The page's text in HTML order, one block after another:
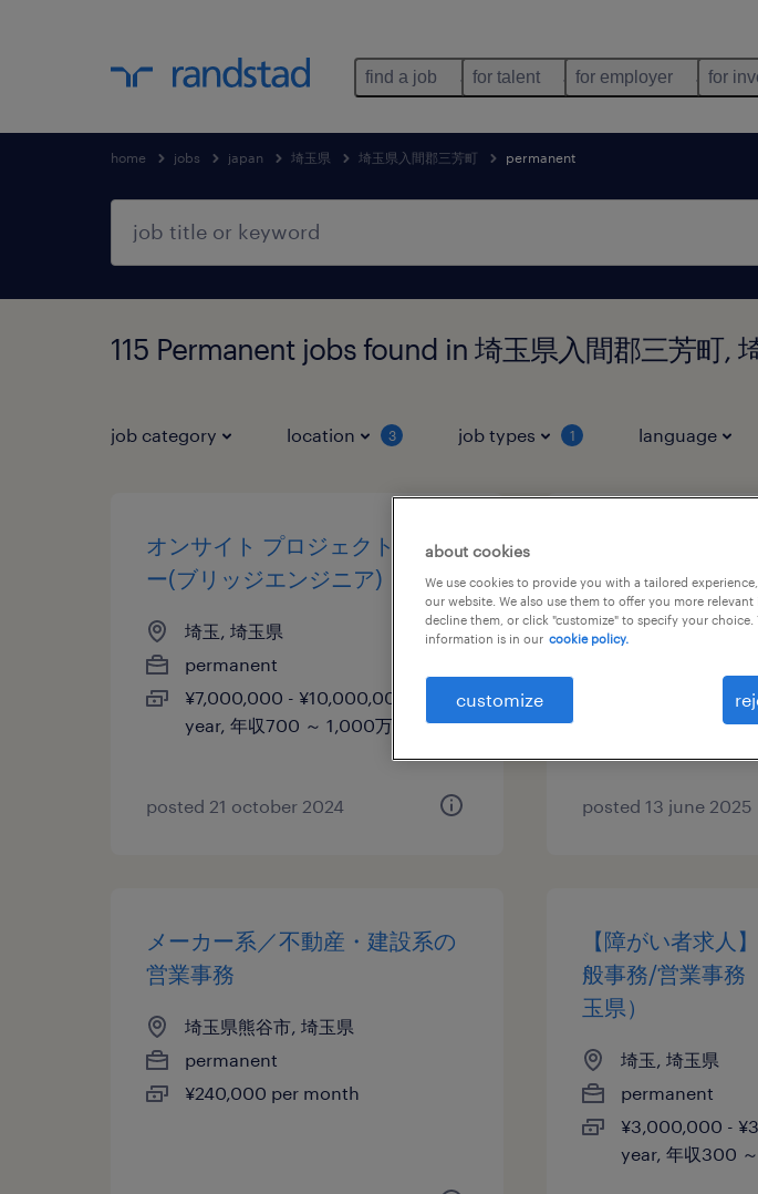
find a job for talent for employer for
home jobs japan 埼玉県 埼玉県入間郡三芳町 permanent
115 Permanent jobs found in 埼玉県入間郡三芳町,
job category location 3 job types 1 language
オンサイト プロジェクト リーダ
ー(ブリッジエンジニア)
埼玉, 埼玉県
permanent
¥7,000,000 - ¥10,000,000 per
year, 年収700 ～ 1,000万円
posted 21 october 2024
バル自動車部品
埼玉, 埼玉県
¥7,000,000 -
year, 年収700
posted 13 june 2025
メーカー系／不動産・建設系の
営業事務
埼玉県熊谷市, 埼玉県
permanent
¥240,000 per month
【障がい者求人
般事務/営業事務
玉県）
埼玉, 埼玉県
permanent
¥3,000,000 -
year, 年収300
about cookies
We use cookies to provide you with a tailored
our website. We also use them to offer you more
decline them, or click "customize" to specify your
information is in our cookie policy.
customize